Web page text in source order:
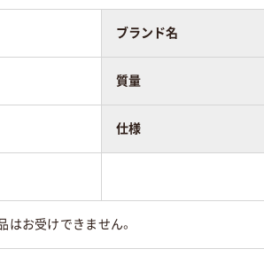
ブランド名
質量
仕様
はお受けできません。